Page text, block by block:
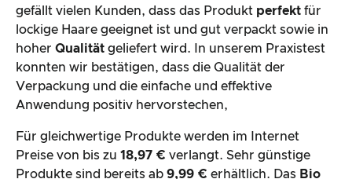
gefällt vielen Kunden, dass das Produkt perfekt für
lockige Haare geeignet ist und gut verpackt sowie in
hoher Qualität geliefert wird. In unserem Praxistest
konnten wir bestätigen, dass die Qualität der
Verpackung und die einfache und effektive
Anwendung positiv hervorstechen,
Für gleichwertige Produkte werden im Internet
Preise von bis zu 18,97 € verlangt. Sehr günstige
Produkte sind bereits ab 9,99 € erhältlich. Das Bio